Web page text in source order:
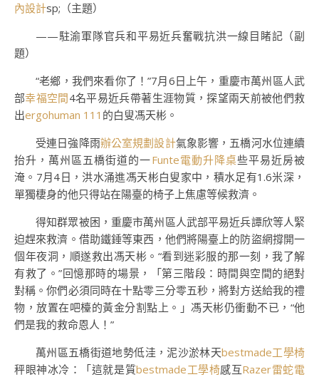
內設計sp;（主題）
——駐渝軍隊官兵和平易近兵奮戰抗洪一線目睹記（副
題）
“老鄉，我們來看你了！”7月6日上午，重慶市萬州區人武
部幸福空間4名平易近兵帶著生涯物質，探望兩天前被他們救
出ergohuman 111 的白叟馮天彬。
受連日強降雨辦公室規劃設計氣象影響，五橋河水位連續
抬升，萬州區五橋街道的一Funte電動升降桌些平易近房被
淹。7月4日，洪水涌進馮天彬白叟家中，積水足有1.6米深，
單獨棲身的他只得站在陽臺的椅子上焦慮等候救濟。
得知群眾被困，重慶市萬州區人武部平易近兵譚欣等人緊
迫趕來救濟。借助鐵錘等東西，他們將陽臺上的防盜網撐開一
個年夜洞，順遂救出馮天彬。“看到迷彩服的那一刻，我了解
有救了。”回憶那時的場景，「第三階段：時間與空間的絕對
對稱。你們必須同時在十點零三分零五秒，將對方送給我的禮
物，放置在吧檯的黃金分割點上。」馮天彬仍衝動不已，“他
們是我的救命恩人！”
萬州區五橋街道地勢低洼，泥沙淤林天bestmade工學椅
秤眼神冰冷：「這就是質bestmade工學椅感互Razer雷蛇電